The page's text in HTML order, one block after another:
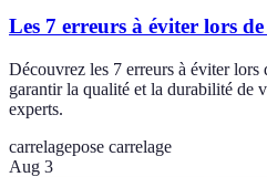
Les 7 erreurs à éviter lors
Découvrez les 7 erreurs à éviter lors
garantir la qualité et la durabilité de
experts.
carrelagepose carrelage
Aug 3